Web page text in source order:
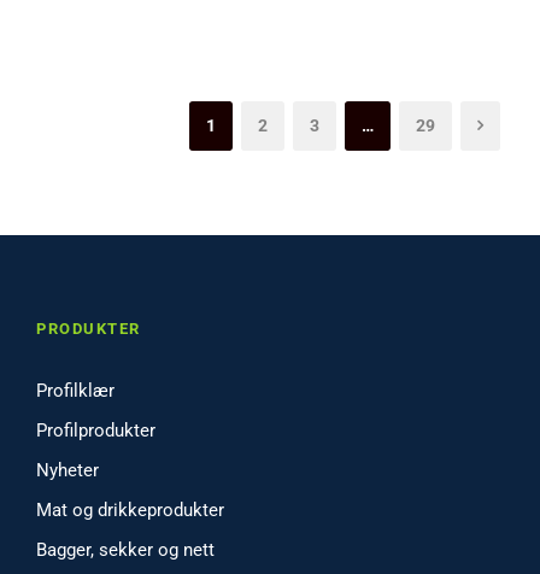
1 2 3 … 29
PRODUKTER
Profilklær
Profilprodukter
Nyheter
Mat og drikkeprodukter
Bagger, sekker og nett